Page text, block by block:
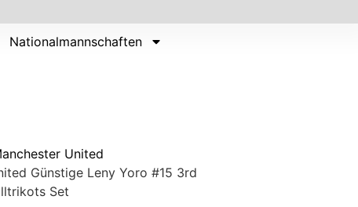
Nationalmannschaften
United
Günstige Leny Yoro #15 3rd
Set